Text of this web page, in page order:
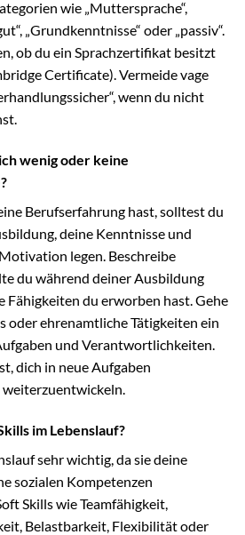
wie „Muttersprache“,
„Grundkenntnisse“ oder „passiv“.
ob du ein Sprachzertifikat besitzt
Certificate). Vermeide vage
wenn du nicht
wenig oder keine
Berufserfahrung hast, solltest du
deine Kenntnisse und
legen. Beschreibe
du während deiner Ausbildung
Fähigkeiten du erworben hast. Gehe
oder ehrenamtliche Tätigkeiten ein
und Verantwortlichkeiten.
dich in neue Aufgaben
im Lebenslauf?
sehr wichtig, da sie deine
sozialen Kompetenzen
Skills wie Teamfähigkeit,
Belastbarkeit, Flexibilität oder